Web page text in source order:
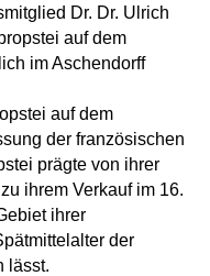
Dr. Dr. Ulrich
auf dem
im Aschendorff
auf dem
der französischen
prägte von ihrer
ihrem Verkauf im 16.
ihrer
der
lässt.